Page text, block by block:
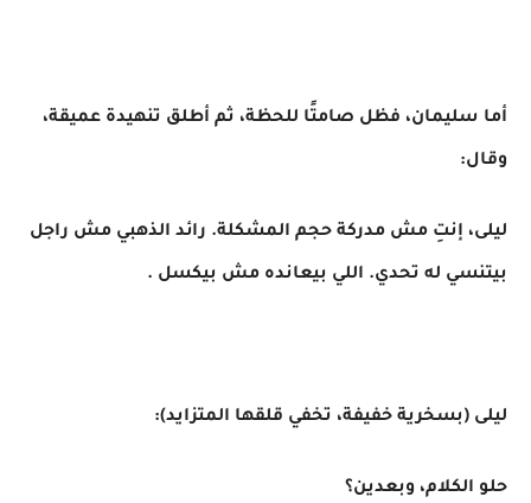
أما سليمان، فظل صامتًا للحظة، ثم أطلق تنهيدة عميقة،
وقال:
ليلى، إنتِ مش مدركة حجم المشكلة. رائد الذهبي مش راجل
بيتنسي له تحدي. اللي بيعانده مش بيكسل .
ليلى (بسخرية خفيفة، تخفي قلقها المتزايد):
حلو الكلام، وبعدين؟